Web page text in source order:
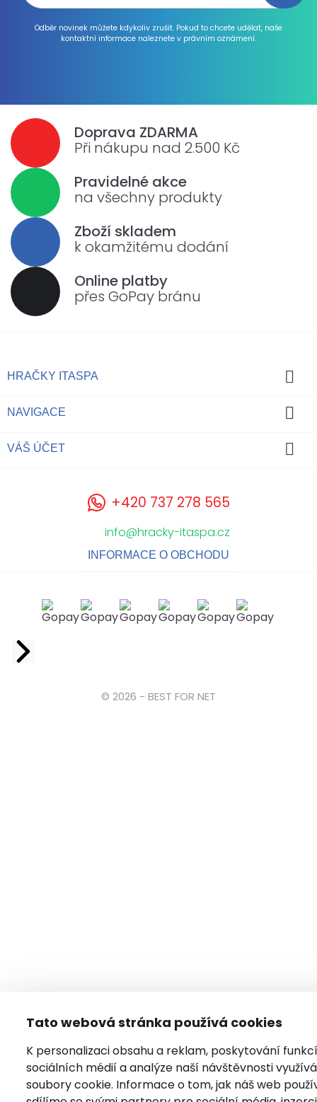
Tato webová stránka používá cookies
K personalizaci obsahu a reklam, poskytování funkcí
sociálních médií a analýze naší návštěvnosti
soubory cookie. Informace o tom, jak náš web
Odběr novinek můžete kdykoliv zrušit. Pokud to chcete udělat, naše
kontaktní informace naleznete v právním oznámení.
Doprava ZDARMA
Při nákupu nad 2.500 Kč
Pravidelné akce
na všechny produkty
Zboží skladem
k okamžitému dodání
Online platby
přes GoPay bránu
HRAČKY ITASPA 
NAVIGACE 
VÁŠ ÚČET 
+420 737 278 565
info@hracky-itaspa.cz
INFORMACE O OBCHODU
© 2026 - BEST FOR NET